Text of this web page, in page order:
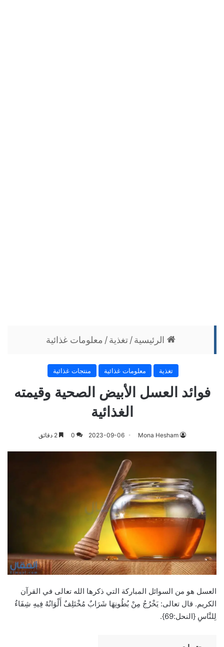
الرئيسية/تغذية/ معلومات غذائية
تغذية معلومات غذائية منتجات غذائية
فوائد العسل الأبيض الصحية وقيمته
الغذائية
Mona Hesham
2023-09-06
0 2 دقائق
العسل هو من السوائل المباركة التي ذكرها الله تعالى في القرآن
الكريم. قال تعالى: يَخْرُجُ مِنْ بُطُونِهَا شَرَابٌ مُخْتَلِفٌ أَلْوَانُهُ فِيهِ شِفَاءٌ
لِلنَّاسِ {النحل:69}.